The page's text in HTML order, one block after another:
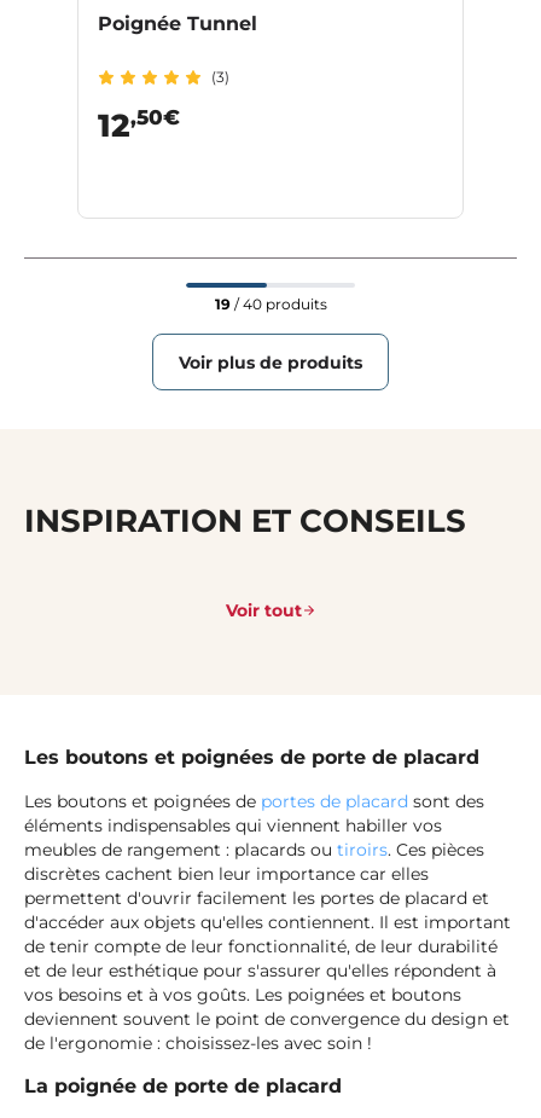
Poignée Tunnel
(3)
12,50€
19/ 40 produits
Voir plus de produits
INSPIRATION ET CONSEILS
Voir tout
Les boutons et poignées de porte de placard
Les boutons et poignées de portes de placard sont des
éléments indispensables qui viennent habiller vos
meubles de rangement : placards ou tiroirs. Ces pièces
discrètes cachent bien leur importance car elles
permettent d'ouvrir facilement les portes de placard et
d'accéder aux objets qu'elles contiennent. Il est important
de tenir compte de leur fonctionnalité, de leur durabilité
et de leur esthétique pour s'assurer qu'elles répondent à
vos besoins et à vos goûts. Les poignées et boutons
deviennent souvent le point de convergence du design et
de l'ergonomie : choisissez-les avec soin !
La poignée de porte de placard